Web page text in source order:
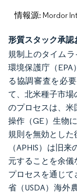
情報源: Mordor
形質スタック承
規制上のタイムラ
環境保護庁（EPA
る協調審査を必
て、北米種子市場
のプロセスは、米
操作（GE）生物
規則を無効とし
（APHIS）は旧
元することを余
プロセスを通じ
省（USDA）海外